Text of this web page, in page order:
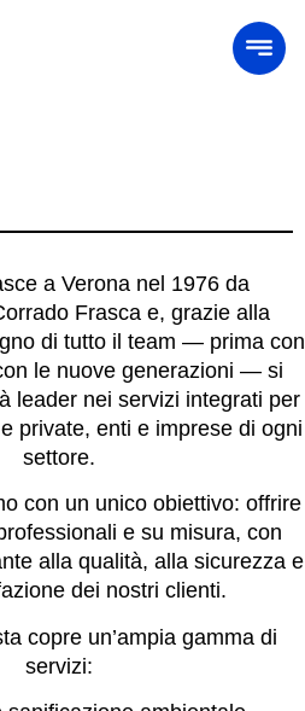
a Verona nel 1976 da
Frasca e, grazie alla
di tutto il team — prima con
le nuove generazioni — si
leader nei servizi integrati per
private, enti e imprese di ogni
settore.
con un unico obiettivo: offrire
e su misura, con
alla qualità, alla sicurezza e
dei nostri clienti.
copre un’ampia gamma di
servizi: